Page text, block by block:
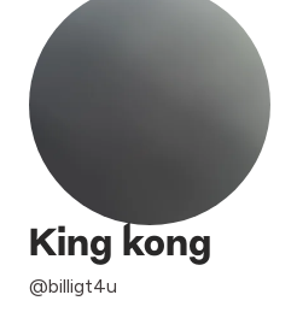
King kong
@billigt4u